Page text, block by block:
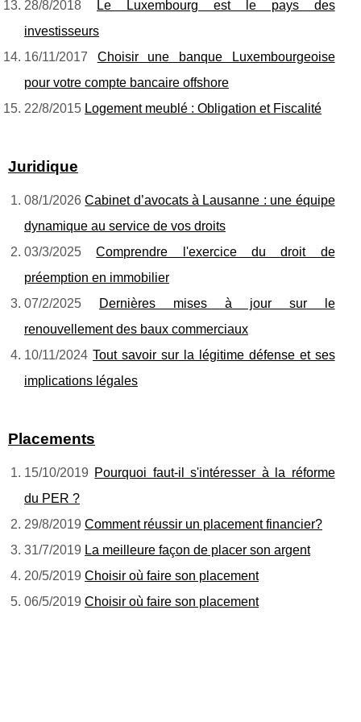
28/8/2018
Le Luxembourg est le pays des
investisseurs
16/11/2017 Choisir une banque Luxembourgeoise
pour votre compte bancaire offshore
22/8/2015 Logement meublé : Obligation et Fiscalité
Juridique
08/1/2026Cabinet d’avocats à Lausanne : une équipe
dynamique au service de vos droits
03/3/2025Comprendre l'exercice du droit de
préemption en immobilier
07/2/2025
Dernières mises à jour sur le
renouvellement des baux commerciaux
10/11/2024 Tout savoir sur la légitime défense et ses
implications légales
Placements
15/10/2019 Pourquoi faut-il s'intéresser à la réforme
du PER ?
29/8/2019 Comment réussir un placement financier?
31/7/2019 La meilleure façon de placer son argent
20/5/2019 Choisir où faire son placement
06/5/2019 Choisir où faire son placement